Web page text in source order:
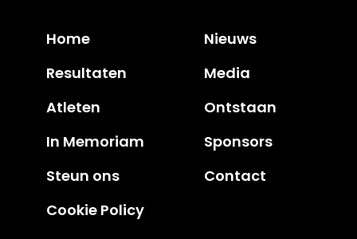
Home
Nieuws
Resultaten
Media
Atleten
Ontstaan
In Memoriam
Sponsors
Steun ons
Contact
Cookie Policy